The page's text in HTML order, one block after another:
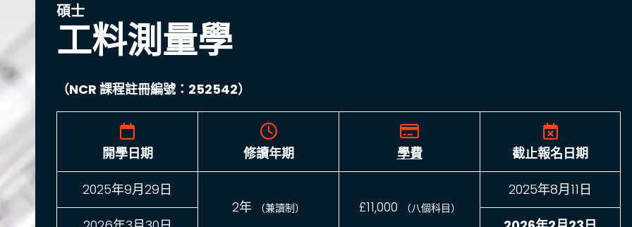
碩士
工料測量學
（NCR 課程註冊編號：252542）
開學日期 修讀年期 學費 截止報名日期
2025年9月29日
2年
（兼讀制） £11,000 （八個科目）
2025年8月11日